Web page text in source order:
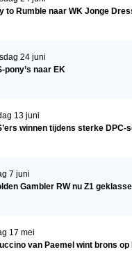
Hengstenkeuring
NRPS
2024-2025
2021-2022
2019-2020
to Rumble naar WK Jonge
24 juni
pony’s naar EK
13 juni
winnen tijdens sterke DPC-
7 juni
Gambler RW nu Z1
17 mei
van Paemel wint brons op